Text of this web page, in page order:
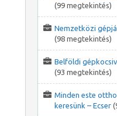
(99 megtekintés)
Nemzetközi
(98 megtekintés)
Belföldi
(93 megtekintés)
Minden este
keresünk – Ecser